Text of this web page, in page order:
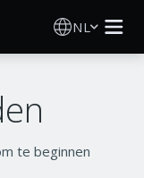
NL
te beginnen